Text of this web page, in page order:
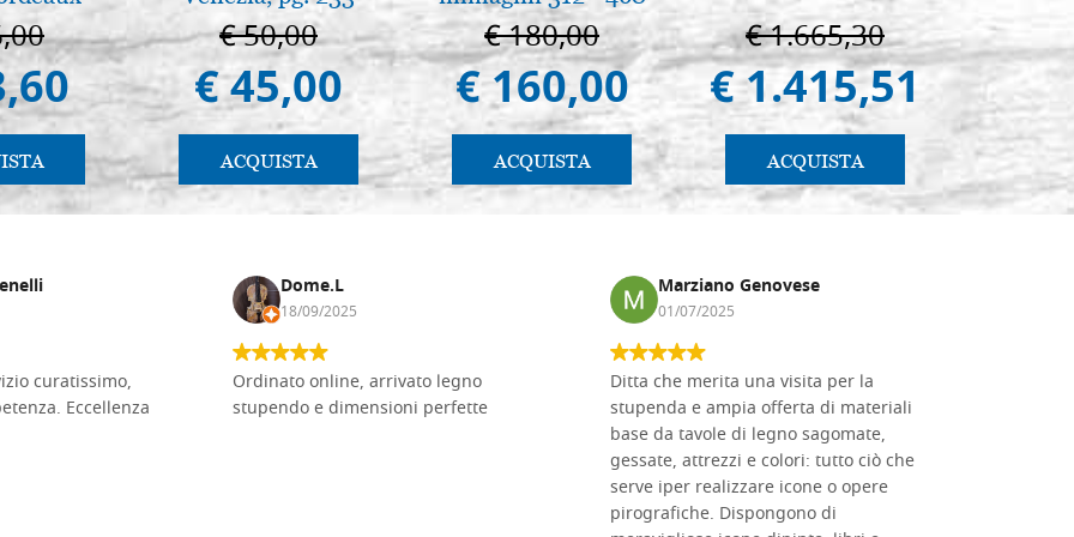
€ 50,00
€ 45,00
ACQUISTA
€ 180,00
€ 160,00
ACQUISTA
€ 1.665,30
€ 1.415,51
ACQUISTA
€
€
curatissimo,
Eccellenza
Dome.L
18/09/2025
Ordinato online, arrivato legno
stupendo e dimensioni perfette
Marziano Genovese
01/07/2025
Ditta che merita una visita per la
stupenda e ampia offerta di materiali
base da tavole di legno sagomate,
gessate, attrezzi e colori: tutto ciò che
serve iper realizzare icone o opere
pirografiche. Dispongono di